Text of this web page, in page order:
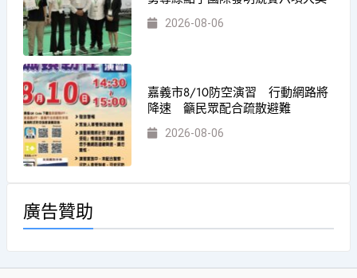
2026-08-06
嘉義市8/10防空演習 行動網路將
降速 籲民眾配合疏散避難
2026-08-06
廣告贊助